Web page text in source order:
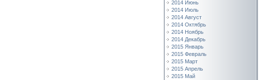
2014 Июнь
2014 Июль
2014 Август
2014 Октябрь
2014 Ноябрь
2014 Декабрь
2015 Январь
2015 Февраль
2015 Март
2015 Апрель
2015 Май